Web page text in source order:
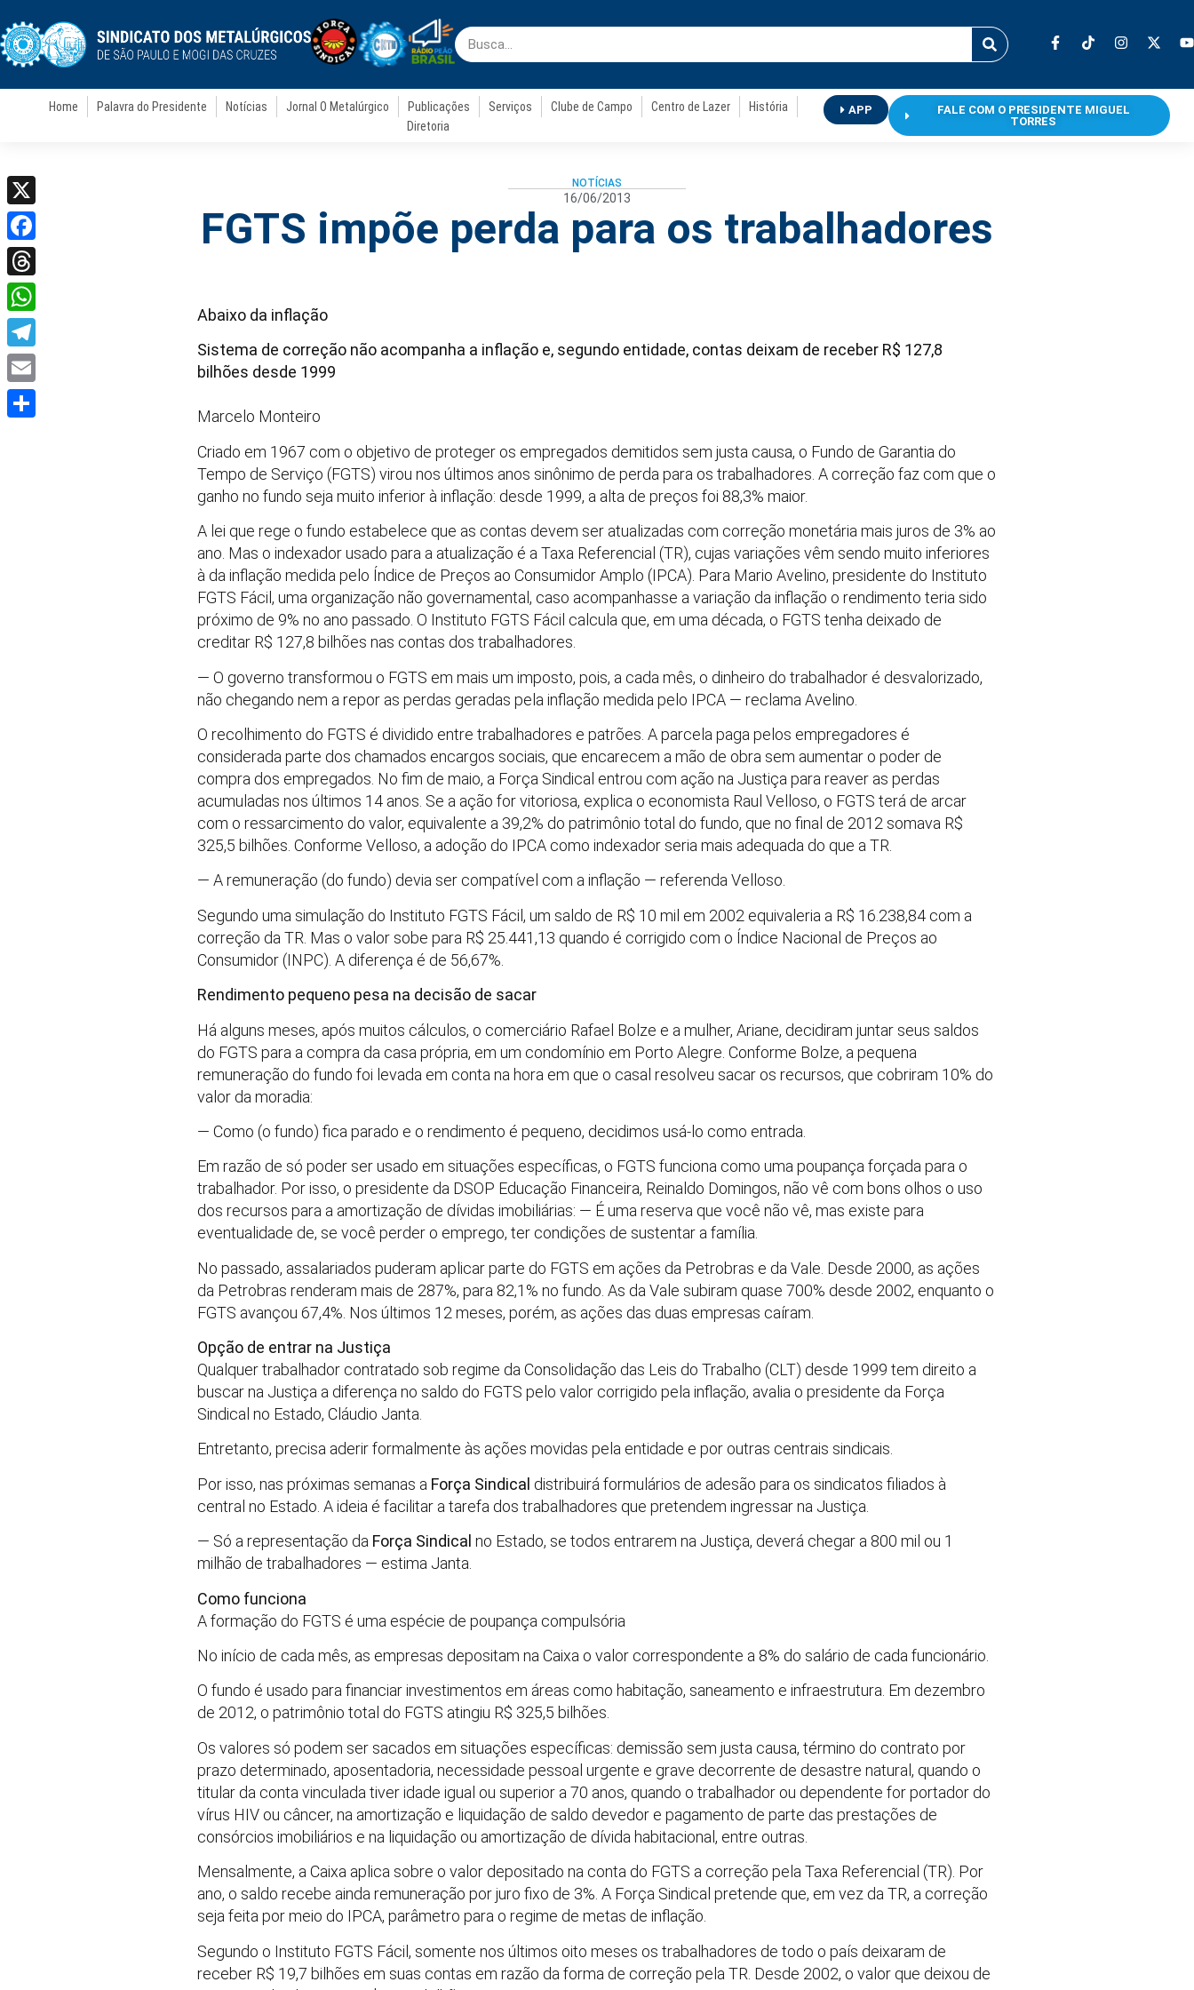
Home Palavra do Presidente Notícias Jornal O Metalúrgico Publicações Serviços Clube de Campo Centro de Lazer
História
Diretoria
APP
FALE COM O PRESIDENTE MIGUEL
TORRES
NOTÍCIAS
16/06/2013
FGTS impõe perda para os trabalhadores
Abaixo da inflação
Sistema de correção não acompanha a inflação e, segundo entidade, contas deixam de receber R$ 127,8
bilhões desde 1999
Marcelo Monteiro
Criado em 1967 com o objetivo de proteger os empregados demitidos sem justa causa, o Fundo de Garantia do
Tempo de Serviço (FGTS) virou nos últimos anos sinônimo de perda para os trabalhadores. A correção faz com que o
ganho no fundo seja muito inferior à inflação: desde 1999, a alta de preços foi 88,3% maior.
A lei que rege o fundo estabelece que as contas devem ser atualizadas com correção monetária mais juros de 3% ao
ano. Mas o indexador usado para a atualização é a Taxa Referencial (TR), cujas variações vêm sendo muito inferiores
à da inflação medida pelo Índice de Preços ao Consumidor Amplo (IPCA). Para Mario Avelino, presidente do Instituto
FGTS Fácil, uma organização não governamental, caso acompanhasse a variação da inflação o rendimento teria sido
próximo de 9% no ano passado. O Instituto FGTS Fácil calcula que, em uma década, o FGTS tenha deixado de
creditar R$ 127,8 bilhões nas contas dos trabalhadores.
— O governo transformou o FGTS em mais um imposto, pois, a cada mês, o dinheiro do trabalhador é desvalorizado,
não chegando nem a repor as perdas geradas pela inflação medida pelo IPCA — reclama Avelino.
O recolhimento do FGTS é dividido entre trabalhadores e patrões. A parcela paga pelos empregadores é
considerada parte dos chamados encargos sociais, que encarecem a mão de obra sem aumentar o poder de
compra dos empregados. No fim de maio, a Força Sindical entrou com ação na Justiça para reaver as perdas
acumuladas nos últimos 14 anos. Se a ação for vitoriosa, explica o economista Raul Velloso, o FGTS terá de arcar
com o ressarcimento do valor, equivalente a 39,2% do patrimônio total do fundo, que no final de 2012 somava R$
325,5 bilhões. Conforme Velloso, a adoção do IPCA como indexador seria mais adequada do que a TR.
— A remuneração (do fundo) devia ser compatível com a inflação — referenda Velloso.
Segundo uma simulação do Instituto FGTS Fácil, um saldo de R$ 10 mil em 2002 equivaleria a R$ 16.238,84 com a
correção da TR. Mas o valor sobe para R$ 25.441,13 quando é corrigido com o Índice Nacional de Preços ao
Consumidor (INPC). A diferença é de 56,67%.
Rendimento pequeno pesa na decisão de sacar
Há alguns meses, após muitos cálculos, o comerciário Rafael Bolze e a mulher, Ariane, decidiram juntar seus saldos
do FGTS para a compra da casa própria, em um condomínio em Porto Alegre. Conforme Bolze, a pequena
remuneração do fundo foi levada em conta na hora em que o casal resolveu sacar os recursos, que cobriram 10% do
valor da moradia:
— Como (o fundo) fica parado e o rendimento é pequeno, decidimos usá-lo como entrada.
Em razão de só poder ser usado em situações específicas, o FGTS funciona como uma poupança forçada para o
trabalhador. Por isso, o presidente da DSOP Educação Financeira, Reinaldo Domingos, não vê com bons olhos o uso
dos recursos para a amortização de dívidas imobiliárias: — É uma reserva que você não vê, mas existe para
eventualidade de, se você perder o emprego, ter condições de sustentar a família.
No passado, assalariados puderam aplicar parte do FGTS em ações da Petrobras e da Vale. Desde 2000, as ações
da Petrobras renderam mais de 287%, para 82,1% no fundo. As da Vale subiram quase 700% desde 2002, enquanto o
FGTS avançou 67,4%. Nos últimos 12 meses, porém, as ações das duas empresas caíram.
Opção de entrar na Justiça
Qualquer trabalhador contratado sob regime da Consolidação das Leis do Trabalho (CLT) desde 1999 tem direito a
buscar na Justiça a diferença no saldo do FGTS pelo valor corrigido pela inflação, avalia o presidente da Força
Sindical no Estado, Cláudio Janta.
Entretanto, precisa aderir formalmente às ações movidas pela entidade e por outras centrais sindicais.
Por isso, nas próximas semanas a Força Sindical distribuirá formulários de adesão para os sindicatos filiados à
central no Estado. A ideia é facilitar a tarefa dos trabalhadores que pretendem ingressar na Justiça.
— Só a representação da Força Sindical no Estado, se todos entrarem na Justiça, deverá chegar a 800 mil ou 1
milhão de trabalhadores — estima Janta.
Como funciona
A formação do FGTS é uma espécie de poupança compulsória
No início de cada mês, as empresas depositam na Caixa o valor correspondente a 8% do salário de cada funcionário.
O fundo é usado para financiar investimentos em áreas como habitação, saneamento e infraestrutura. Em dezembro
de 2012, o patrimônio total do FGTS atingiu R$ 325,5 bilhões.
Os valores só podem ser sacados em situações específicas: demissão sem justa causa, término do contrato por
prazo determinado, aposentadoria, necessidade pessoal urgente e grave decorrente de desastre natural, quando o
titular da conta vinculada tiver idade igual ou superior a 70 anos, quando o trabalhador ou dependente for portador do
vírus HIV ou câncer, na amortização e liquidação de saldo devedor e pagamento de parte das prestações de
consórcios imobiliários e na liquidação ou amortização de dívida habitacional, entre outras.
Mensalmente, a Caixa aplica sobre o valor depositado na conta do FGTS a correção pela Taxa Referencial (TR). Por
ano, o saldo recebe ainda remuneração por juro fixo de 3%. A Força Sindical pretende que, em vez da TR, a correção
seja feita por meio do IPCA, parâmetro para o regime de metas de inflação.
Segundo o Instituto FGTS Fácil, somente nos últimos oito meses os trabalhadores de todo o país deixaram de
receber R$ 19,7 bilhões em suas contas em razão da forma de correção pela TR. Desde 2002, o valor que deixou de
X
Facebook
Threads
WhatsApp
Telegram
Email